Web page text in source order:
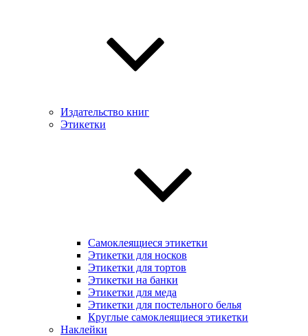
Издательство книг
Этикетки
Самоклеящиеся этикетки
Этикетки для носков
Этикетки для тортов
Этикетки на банки
Этикетки для меда
Этикетки для постельного белья
Круглые самоклеящиеся этикетки
Наклейки